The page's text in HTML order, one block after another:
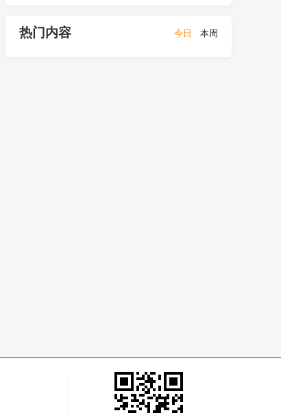
热门内容 今日 本周